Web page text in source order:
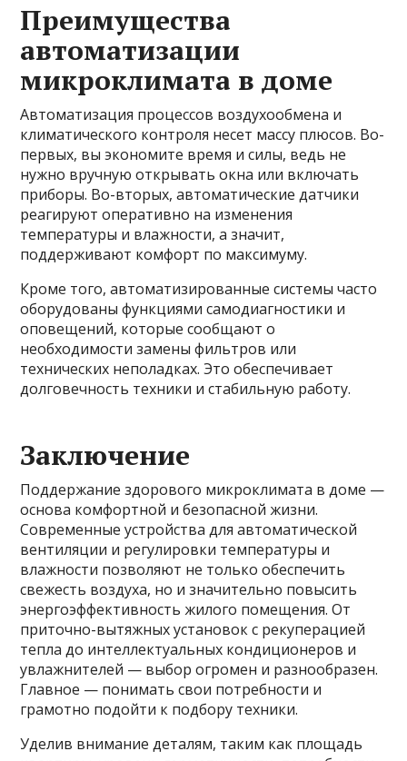
Преимущества
автоматизации
микроклимата в доме
Автоматизация процессов воздухообмена и
климатического контроля несет массу плюсов. Во-
первых, вы экономите время и силы, ведь не
нужно вручную открывать окна или включать
приборы. Во-вторых, автоматические датчики
реагируют оперативно на изменения
температуры и влажности, а значит,
поддерживают комфорт по максимуму.
Кроме того, автоматизированные системы часто
оборудованы функциями самодиагностики и
оповещений, которые сообщают о
необходимости замены фильтров или
технических неполадках. Это обеспечивает
долговечность техники и стабильную работу.
Заключение
Поддержание здорового микроклимата в доме —
основа комфортной и безопасной жизни.
Современные устройства для автоматической
вентиляции и регулировки температуры и
влажности позволяют не только обеспечить
свежесть воздуха, но и значительно повысить
энергоэффективность жилого помещения. От
приточно-вытяжных установок с рекуперацией
тепла до интеллектуальных кондиционеров и
увлажнителей — выбор огромен и разнообразен.
Главное — понимать свои потребности и
грамотно подойти к подбору техники.
Уделив внимание деталям, таким как площадь